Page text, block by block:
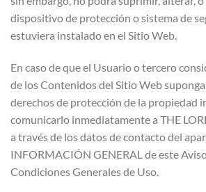
dispositivo de protección o sistema de
estuviera instalado en el Sitio Web.
En caso de que el Usuario o tercero
de los Contenidos del Sitio Web
derechos de protección de la propiedad
comunicarlo inmediatamente a THE
a través de los datos de contacto del
INFORMACIÓN GENERAL de este
Condiciones Generales de Uso.